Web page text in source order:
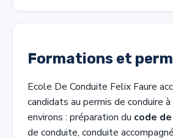
Formations et
Ecole De Conduite Felix Faure
candidats au permis de conduire
environs : préparation du code
de conduite, conduite